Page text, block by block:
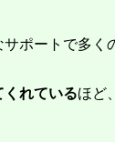
ポートで多く
れているほど